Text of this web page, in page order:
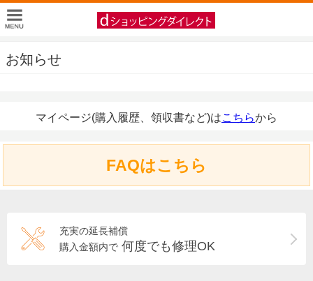
お知らせ
マイページ(購入履歴、領収書など)はこちらから
FAQはこちら
充実の延長補償
購入金額内で 何度でも修理OK